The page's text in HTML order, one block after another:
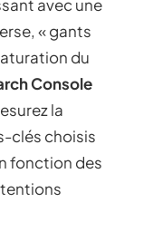
avec une
« gants
du
Console
la
clés choisis
fonction des